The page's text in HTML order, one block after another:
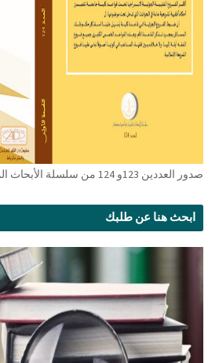
صدور العددين 123و 124 من سلسلة الأبحاث المعمقة بتاريخ 01/09/2024
ابحث هنا عن طلبك